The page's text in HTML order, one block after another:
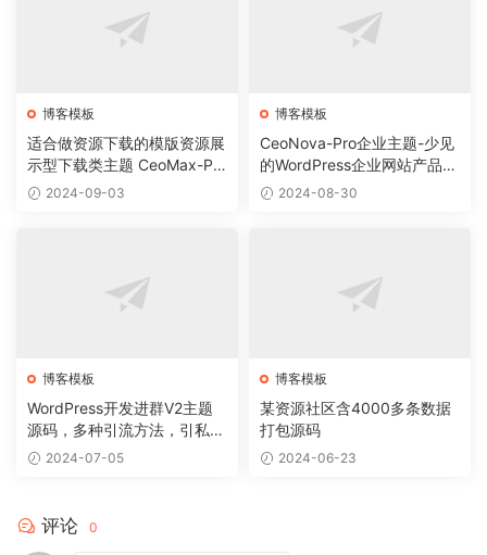
博客模板
适合做资源下载的模版资源展
示型下载类主题 CeoMax-Pro
_v7.6 开心版
2024-09-03
博客模板
CeoNova-Pro企业主题-少见
的WordPress企业网站产品展
示主题2024-08-30
博客模板
WordPress开发进群V2主题
源码，多种引流方法，引私域
二次变现
2024-07-05
博客模板
某资源社区含4000多条数据
打包源码
2024-06-23
评论 0